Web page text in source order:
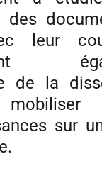
des
leur
de la
sur